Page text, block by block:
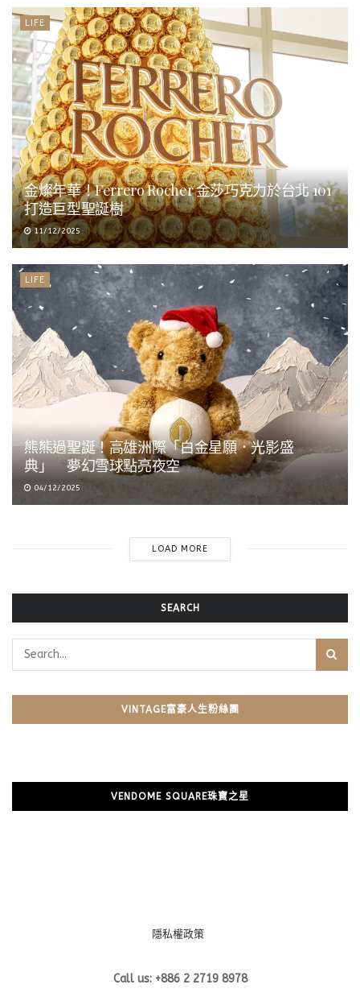
LIFE
金燦年華！Ferrero Rocher 金莎巧克力於台北 101
打造巨型聖誕樹
11/12/2025
LIFE
熊熊過聖誕！高雄洲際「白金星願．光影盛
典」 夢幻雪球點亮夜空
04/12/2025
LOAD MORE
SEARCH
VINTAGE富豪人生粉絲團
VENDOME SQUARE珠寶之星
隱私權政策
Call us: +886 2 2719 8978